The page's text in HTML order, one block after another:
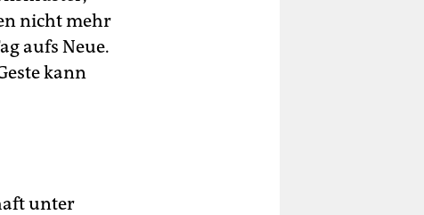
nicht mehr
aufs Neue.
kann
unter